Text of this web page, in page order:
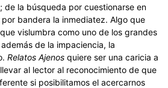
de la búsqueda por cuestionarse en
bandera la inmediatez. Algo que
vislumbra como uno de los grandes
de la impaciencia, la
Relatos Ajenos quiere ser una caricia a
al lector al reconocimiento de que
si posibilitamos el acercarnos